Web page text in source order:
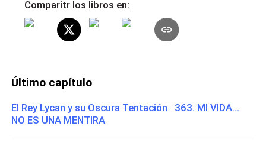
Comparitr los libros en:
Último capítulo
El Rey Lycan y su Oscura Tentación 363. MI VIDA...
NO ES UNA MENTIRA